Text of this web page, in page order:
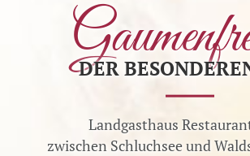
DER
Landgasthaus
zwischen Schluchsee und